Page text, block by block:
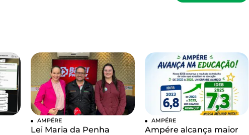
AMPÉRE
Lei Maria da Penha
AMPÉRE
Ampére alcança maior